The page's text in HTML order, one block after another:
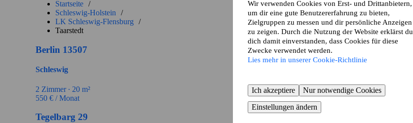
Wir verwenden Cookies von Erst- und Drittanbietern,
um dir eine gute Benutzererfahrung zu bieten,
Zielgruppen zu messen und dir persönliche Anzeigen
zu zeigen. Durch die Nutzung der Website erklärst du
dich damit einverstanden, dass Cookies für diese
Zwecke verwendet werden.
Lies mehr in unserer Cookie-Richtlinie
Ich akzeptiere
Nur notwendige Cookies
Einstellungen ändern
Startseite /
Schleswig-Holstein
/
LK Schleswig-Flensburg
/
Taarstedt
Berlin 13507
Schleswig
2 Zimmer ∙ 20 m²
550 € / Monat
Tegelbarg 29